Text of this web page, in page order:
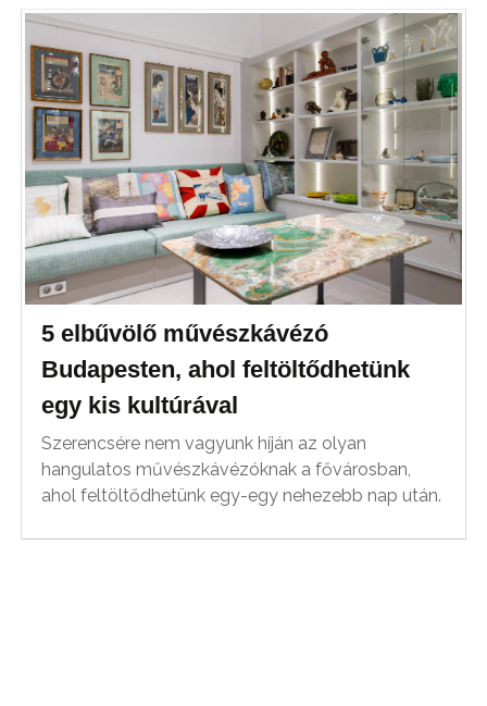
5 elbűvölő művészkávézó
Budapesten, ahol feltöltődhetünk
egy kis kultúrával
Szerencsére nem vagyunk híján az olyan
hangulatos művészkávézóknak a fővárosban,
ahol feltöltődhetünk egy-egy nehezebb nap után.